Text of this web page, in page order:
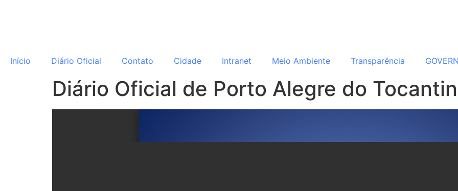
Início Diário Oficial Contato Cidade Intranet Meio Ambiente Transparência
Diário Oficial de Porto Alegre do